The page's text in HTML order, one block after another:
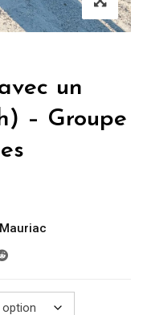
un
– Groupe
:
Mauriac